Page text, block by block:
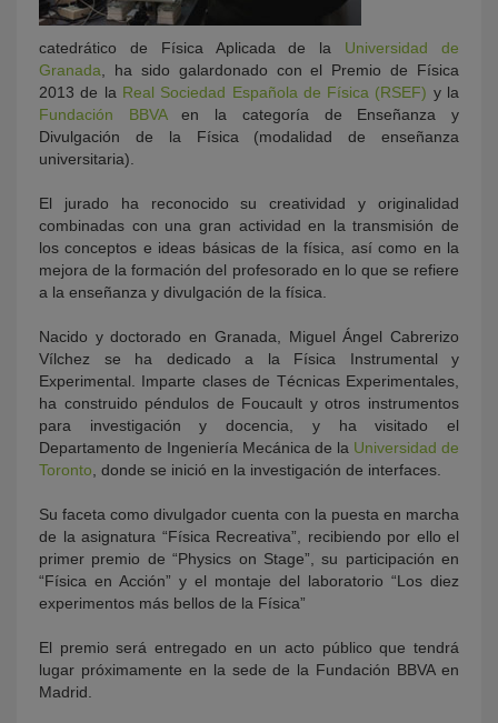
catedrático de Física Aplicada de la Universidad de
Granada , ha sido galardonado con el Premio de Física
2013 de la Real Sociedad Española de Física (RSEF) y la
Fundación BBVAen la categoría de Enseñanza y
Divulgación de la Física (modalidad de enseñanza
universitaria).
El jurado ha reconocido su creatividad y originalidad
combinadas con una gran actividad en la transmisión de
los conceptos e ideas básicas de la física, así como en la
mejora de la formación del profesorado en lo que se refiere
a la enseñanza y divulgación de la física.
Nacido y doctorado en Granada, Miguel Ángel Cabrerizo
Vílchez se ha dedicado a la Física Instrumental y
Experimental. Imparte clases de Técnicas Experimentales,
ha construido péndulos de Foucault y otros instrumentos
para investigación y docencia, y ha visitado el
Departamento de Ingeniería Mecánica de la Universidad de
Toronto , donde se inició en la investigación de interfaces.
Su faceta como divulgador cuenta con la puesta en marcha
de la asignatura “Física Recreativa”, recibiendo por ello el
primer premio de “Physics on Stage”, su participación en
“Física en Acción” y el montaje del laboratorio “Los diez
experimentos más bellos de la Física”
El premio será entregado en un acto público que tendrá
lugar próximamente en la sede de la Fundación BBVA en
Madrid.